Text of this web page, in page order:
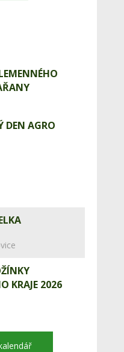
DEN AGRO
KRAJE 2026